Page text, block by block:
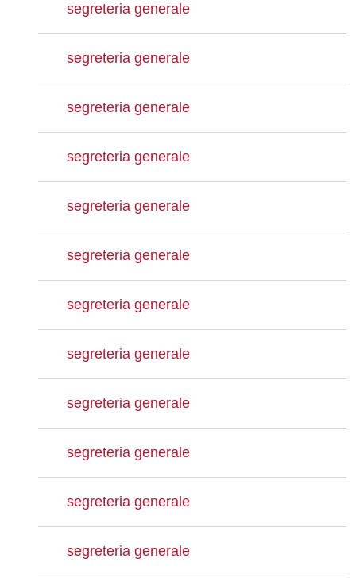
segreteria generale
segreteria generale
segreteria generale
segreteria generale
segreteria generale
segreteria generale
segreteria generale
segreteria generale
segreteria generale
segreteria generale
segreteria generale
segreteria generale